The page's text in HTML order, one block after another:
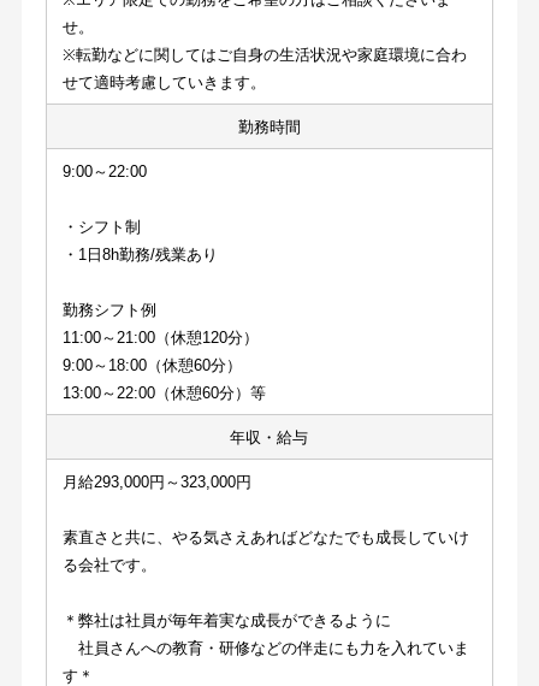
せ。
※転勤などに関してはご自身の生活状況や家庭環境に合わ
せて適時考慮していきます。
勤務時間
9:00～22:00
・シフト制
・1日8h勤務/残業あり
勤務シフト例
11:00～21:00（休憩120分）
9:00～18:00（休憩60分）
13:00～22:00（休憩60分）等
年収・給与
月給293,000円～323,000円
素直さと共に、やる気さえあればどなたでも成長していけ
る会社です。
＊弊社は社員が毎年着実な成長ができるように
社員さんへの教育・研修などの伴走にも力を入れていま
す＊